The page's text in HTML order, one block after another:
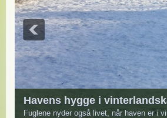
Havens hygge i
Fuglene nyder også livet, når haven er i